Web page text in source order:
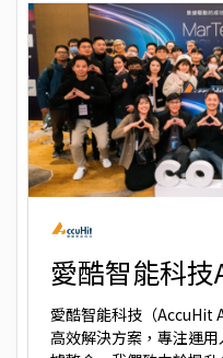
愛酷智能科
愛酷智能科技（AccuHit
高效解決方案，專注運